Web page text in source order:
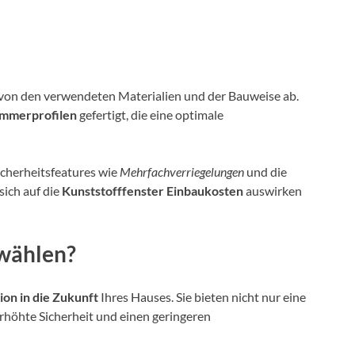
den verwendeten Materialien und der Bauweise ab.
gefertigt, die eine optimale
wie Mehrfachverriegelungen und die
auf die Kunststofffenster Einbaukostenauswirken
in die Zukunft Ihres Hauses. Sie bieten nicht nur eine
Sicherheit und einen geringeren